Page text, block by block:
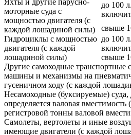
Яхты и другие парусно-
моторные суда с
мощностью двигателя (с
каждой лошадиной силы)
до 100
свыше
Гидроциклы с мощностью
двигателя (с каждой
лошадиной силы)
до 100
свыше
Другие самоходные транспортные
машины и механизмы на
гусеничном ходу (с каждой
Несамоходные (буксируемые) суда,
определяется валовая вместимость
регистровой тонны валовой
Самолеты, вертолеты и иные
имеющие двигатели (с каждой